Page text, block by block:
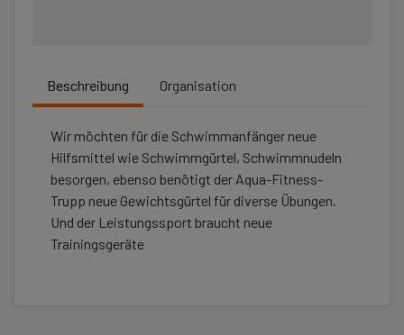
Beschreibung Organisation
Wir möchten für die Schwimmanfänger neue
Hilfsmittel wie Schwimmgürtel, Schwimmnudeln
besorgen, ebenso benötigt der Aqua-Fitness-
Trupp neue Gewichtsgürtel für diverse Übungen.
Und der Leistungssport braucht neue
Trainingsgeräte